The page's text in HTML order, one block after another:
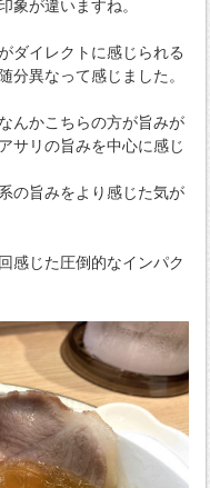
象が違いますね。
ダイレクトに感じられる
分異なって感じました。
んかこちらの方が旨みが
サリの旨みを中心に感じ
の旨みをより感じた気が
感じた圧倒的なインパク